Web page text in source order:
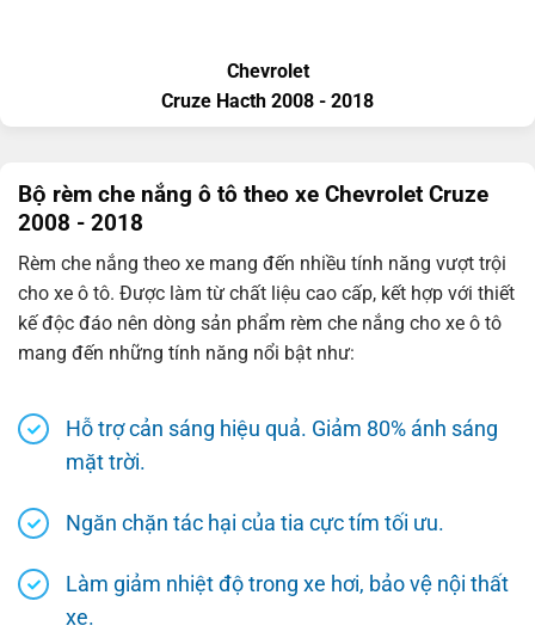
Chevrolet
Cruze Hacth 2008 - 2018
Bộ rèm che nắng ô tô theo xe Chevrolet Cruze
2008 - 2018
Rèm che nắng theo xe mang đến nhiều tính năng vượt trội
cho xe ô tô. Được làm từ chất liệu cao cấp, kết hợp với thiết
kế độc đáo nên dòng sản phẩm rèm che nắng cho xe ô tô
mang đến những tính năng nổi bật như:
Hỗ trợ cản sáng hiệu quả. Giảm 80% ánh sáng
mặt trời.
Ngăn chặn tác hại của tia cực tím tối ưu.
Làm giảm nhiệt độ trong xe hơi, bảo vệ nội thất
xe.